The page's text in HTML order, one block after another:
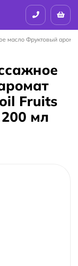
масло Фруктовый
Fruits
мл